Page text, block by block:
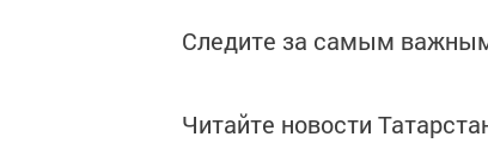
Следите за самым
Читайте новости